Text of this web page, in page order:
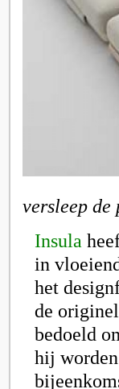
versleep
Insula
in
het
de
bedoeld
hij